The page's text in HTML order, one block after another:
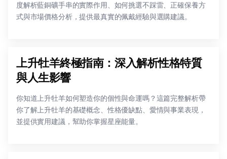
度解析藍銅礦手串的實際作用、如何挑選不踩雷、正確保養方
式與市場價格分析，提供最真實的佩戴經驗與選購建議。
上升牡羊終極指南：深入解析性格特質
與人生影響
你知道上升牡羊如何塑造你的個性與命運嗎？這篇完整解析帶
你了解上升牡羊的基礎概念、性格優缺點、愛情與事業表現，
並提供實用建議，幫助你掌握星座能量。